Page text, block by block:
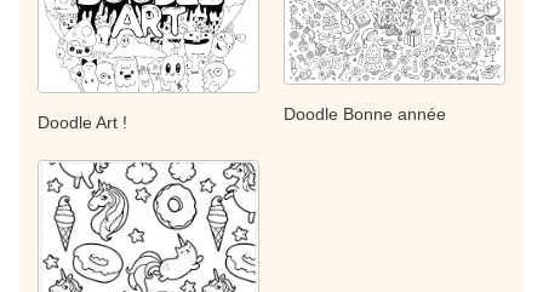
Doodle Art ! Doodle Bonne année